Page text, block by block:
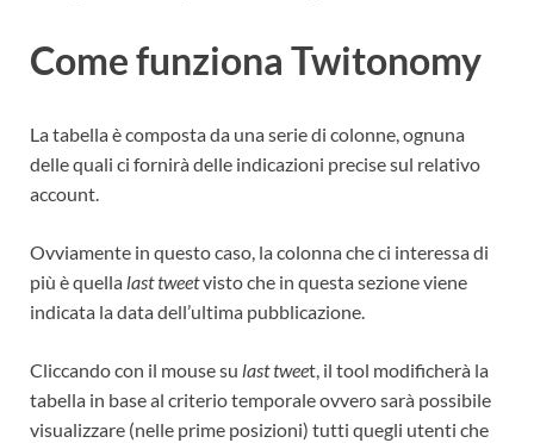
Come funziona Twitonomy
La tabella è composta da una serie di colonne, ognuna
delle quali ci fornirà delle indicazioni precise sul relativo
account.
Ovviamente in questo caso, la colonna che ci interessa di
più è quella last tweetvisto che in questa sezione viene
indicata la data dell’ultima pubblicazione.
Cliccando con il mouse su last tweet, il tool modificherà la
tabella in base al criterio temporale ovvero sarà possibile
visualizzare (nelle prime posizioni) tutti quegli utenti che